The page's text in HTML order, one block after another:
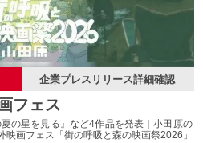
企業プレスリリース詳細確認
フェス
の星を見る』など4作品を発表｜小田原の
画フェス「街の呼吸と森の映画祭2026」